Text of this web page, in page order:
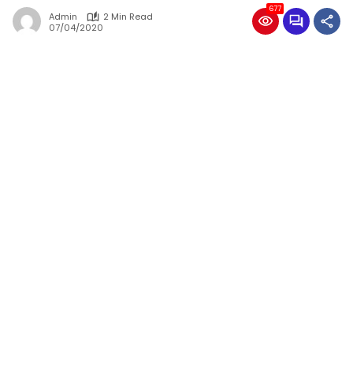
Admin
2 Min Read
07/04/2020
677